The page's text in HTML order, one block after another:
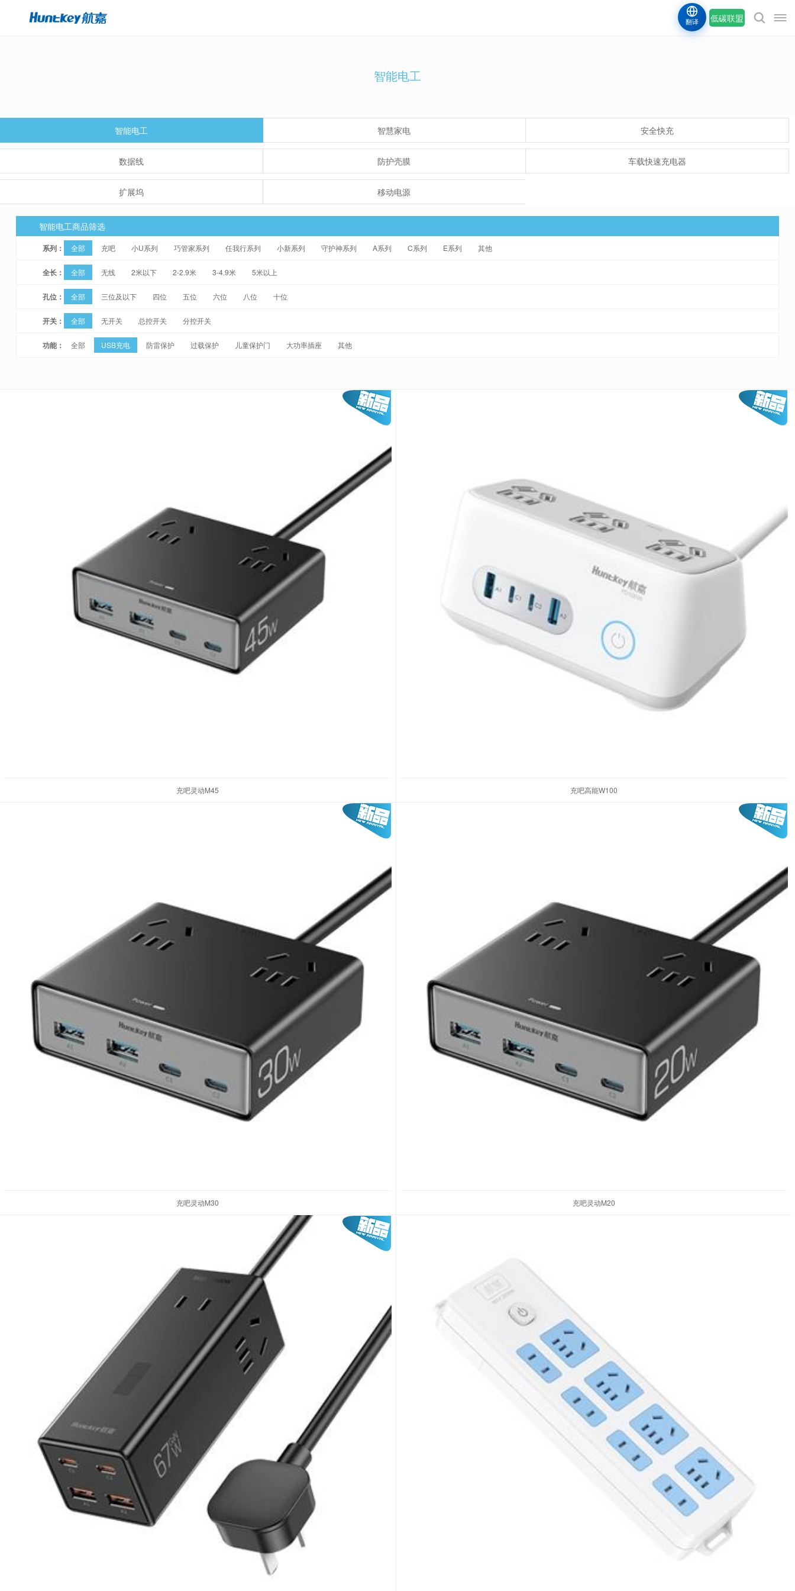
低碳联盟
翻译
智能电工
智能电工 智慧家电 安全快充
数据线 防护壳膜 车载快速充电器
扩展坞 移动电源
智能电工商品筛选
系列： 全部 充吧 小U系列 巧管家系列 任我行系列 小新系列 守护神系列 A系列 C系列 E系列 其他
全长： 全部 无线 2米以下 2-2.9米 3-4.9米 5米以上
孔位： 全部 三位及以下 四位 五位 六位 八位 十位
开关： 全部 无开关 总控开关 分控开关
功能： 全部 USB充电 防雷保护 过载保护 儿童保护门 大功率插座 其他
充吧灵动M45 充吧高能W100
充吧灵动M30 充吧灵动M20